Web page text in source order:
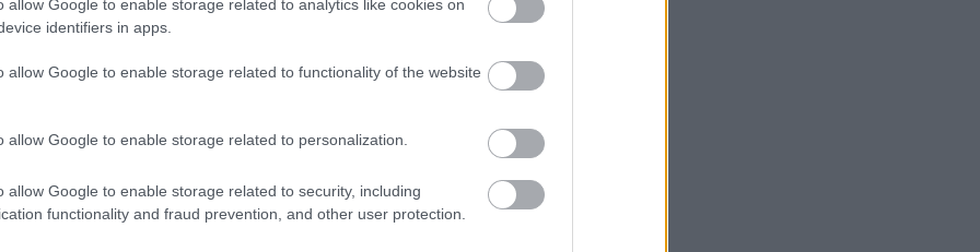
allow Google to enable storage related to analytics like cookies on
identifiers in apps.
allow Google to enable storage related to functionality of the website
allow Google to enable storage related to personalization.
allow Google to enable storage related to security, including
functionality and fraud prevention, and other user protection.